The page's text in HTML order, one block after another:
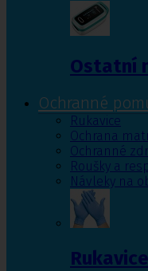
Ostatní
Ochranné
Rukavice
Ochrana
Ochranné
Roušky a
Návleky na
Rukavice